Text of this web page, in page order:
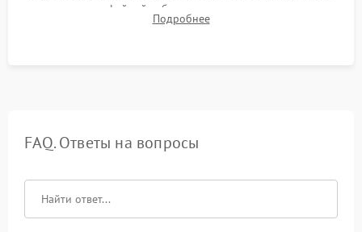
плотности кофейной таблетки, температуры напитка и
качества молочной пены. Контроль отсутствия посторонних
Подробнее
FAQ. Ответы на вопросы